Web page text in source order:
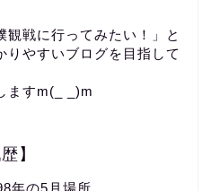
戦に行ってみたい！」と
りやすいブログを目指して
ますm(_ _)m
】
年の5月場所。